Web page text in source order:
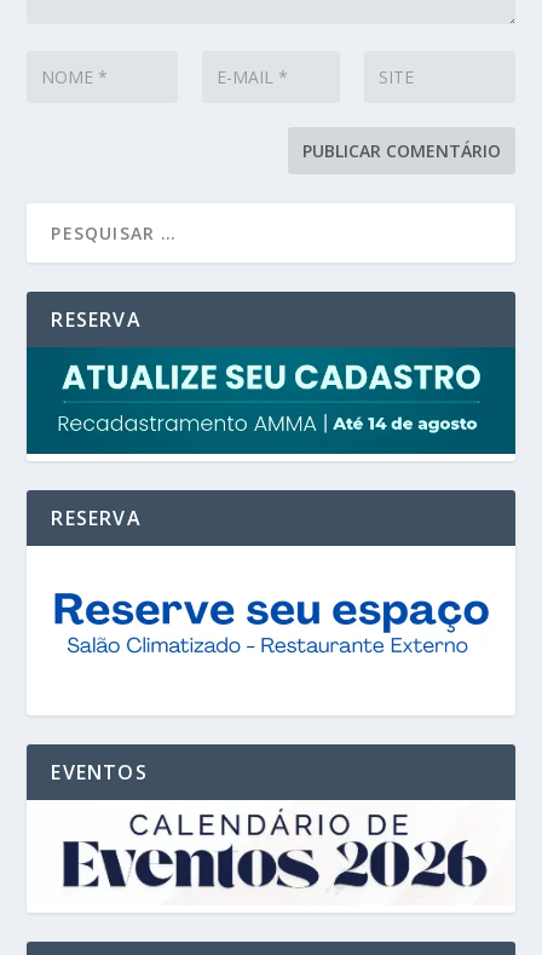
RESERVA
RESERVA
EVENTOS